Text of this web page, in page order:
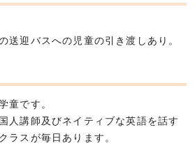
送迎バスへの児童の引き渡しあり。
童です。
人講師及びネイティブな英語を話す
ラスが毎日あります。